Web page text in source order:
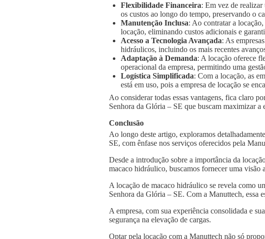
Flexibilidade Financeira: Em vez de
os custos ao longo do tempo, preservando o
Manutenção Inclusa: Ao contratar a
locação, eliminando custos adicionais e
Acesso a Tecnologia Avançada: As
hidráulicos, incluindo os mais recentes
Adaptação à Demanda: A locação oferece
operacional da empresa, permitindo uma
Logística Simplificada: Com a locação, as
está em uso, pois a empresa de locação se
Ao considerar todas essas vantagens, fica claro
Senhora da Glória – SE que buscam maximizar
Conclusão
Ao longo deste artigo, exploramos
SE, com ênfase nos serviços oferecidos pela
Desde a introdução sobre a importância da
macaco hidráulico, buscamos fornecer uma visão
A locação de macaco hidráulico se revela como
Senhora da Glória – SE. Com a Manuttech, essa
A empresa, com sua experiência consolidada e
segurança na elevação de cargas.
Optar pela locação com a Manuttech não só